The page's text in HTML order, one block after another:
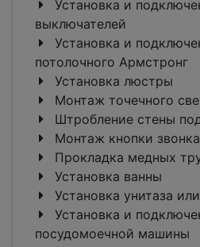
Установка и
выключателей
Установка и
потолочного Армстронг
Установка люстры
Монтаж точечного
Штробление стены
Монтаж кнопки звонка
Прокладка медных
Установка ванны
Установка унитаза
Установка и
посудомоечной машины